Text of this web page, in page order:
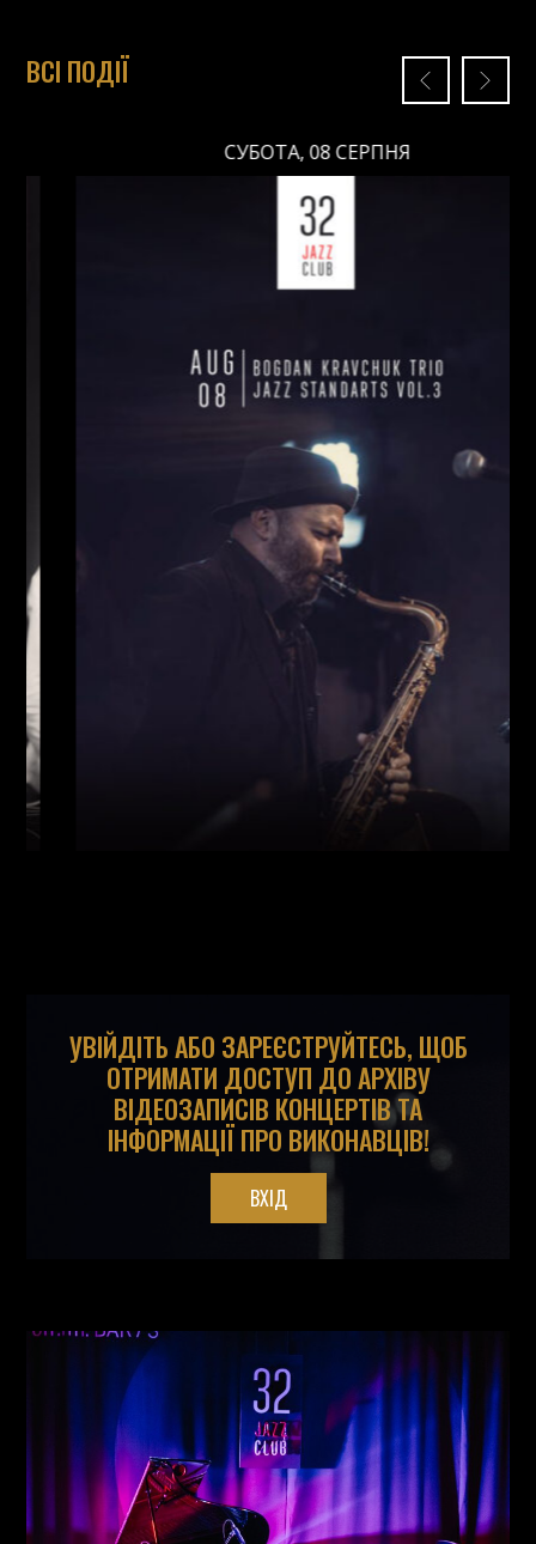
ВСІ ПОДІЇ
СУБОТА, 08 СЕРПНЯ
Богдан Кравчук (Саксофон
Олександр Ємець (Контрабас
УВІЙДІТЬ АБО ЗАРЕЄСТРУЙТЕСЬ, ЩОБ
ОТРИМАТИ ДОСТУП ДО АРХІВУ
ВІДЕОЗАПИСІВ КОНЦЕРТІВ ТА
ІНФОРМАЦІЇ ПРО ВИКОНАВЦІВ!
ВХІД